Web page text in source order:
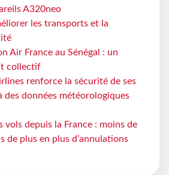
A320neo
les transports et la
Air France au Sénégal : un
collectif
renforce la sécurité de ses
des données météorologiques
vols depuis la France : moins de
de plus en plus d’annulations